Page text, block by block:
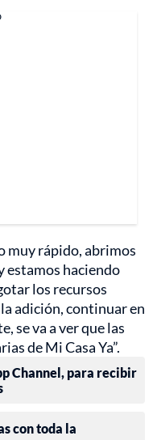
muy rápido, abrimos
estamos haciendo
los recursos
adición, continuar en
se va a ver que las
de Mi Casa Ya”.
Channel, para recibir
con toda la